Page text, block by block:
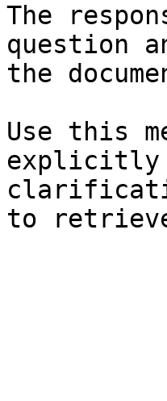
The
question
the
Use this
explicitly